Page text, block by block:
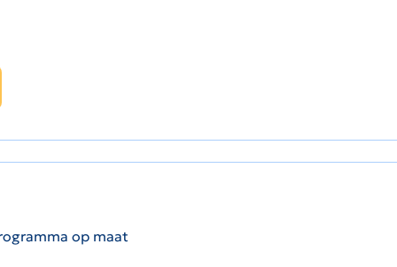
op maat